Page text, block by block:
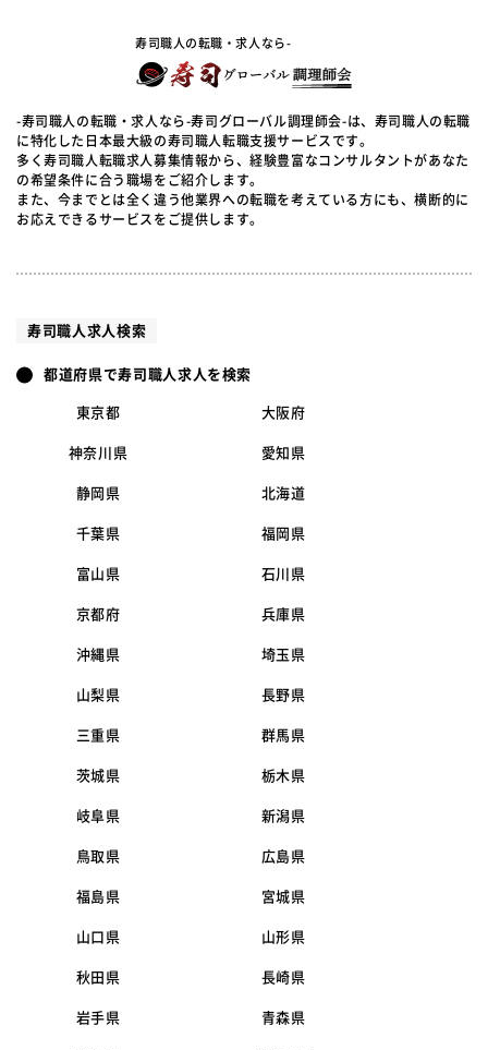
寿司職人の転職・求人なら-
-寿司職人の転職・求人なら-寿司グローバル調理師会-は、寿司職人の転職
に特化した日本最大級の寿司職人転職支援サービスです。
多く寿司職人転職求人募集情報から、経験豊富なコンサルタントがあなた
の希望条件に合う職場をご紹介します。
また、今までとは全く違う他業界への転職を考えている方にも、横断的に
お応えできるサービスをご提供します。
寿司職人求人検索
都道府県で寿司職人求人を検索
東京都 大阪府
神奈川県 愛知県
静岡県 北海道
千葉県 福岡県
富山県 石川県
京都府 兵庫県
沖縄県 埼玉県
山梨県 長野県
三重県 群馬県
茨城県 栃木県
岐阜県 新潟県
鳥取県 広島県
福島県 宮城県
山口県 山形県
秋田県 長崎県
岩手県 青森県